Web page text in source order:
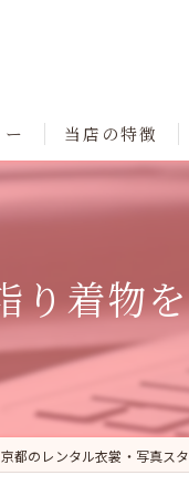
当店の特徴
七五三
卒業
ブライダル
レンタル
り着物
京都のレンタル衣裳・写真ス